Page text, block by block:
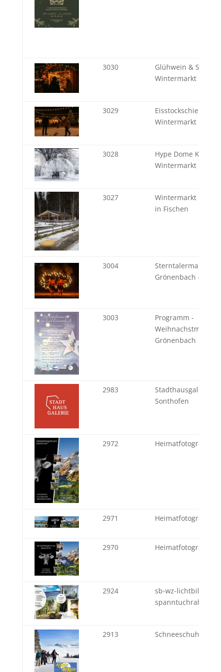
3030
Glühwein & Stände
Wintermarkt im
3029
Eisstockschießen -
Wintermarkt im
3028
Hype Dome Kugeln
Wintermarkt im
3027
Wintermarkt im
in Fischen
3004
Sterntalermarkt
Grönenbach -
3003
Programm -
Weihnachstmarkt
Grönenbach
2983
Stadthausgalerie
Sonthofen
2972 Heimatfotograf
2971 Heimatfotograf
2970 Heimatfotograf
2924
sb-wz-lichtbilder-
spanntuchrahmen-
2913